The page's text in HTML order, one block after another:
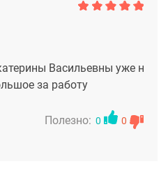
Васильевны уже н
за работу
Полезно: 0 0